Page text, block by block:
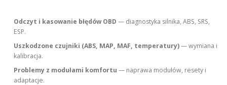
Odczyt i kasowanie błędów OBD — diagnostyka silnika, ABS, SRS,
ESP.
Uszkodzone czujniki (ABS, MAP, MAF, temperatury)— wymiana i
kalibracja.
Problemy z modułami komfortu — naprawa modułów, resety i
adaptacje.